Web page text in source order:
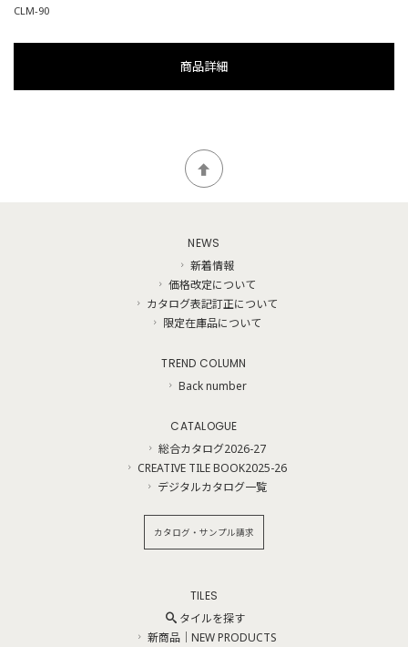
CLM-90
商品詳細
NEWS
新着情報
価格改定について
カタログ表記訂正について
限定在庫品について
TREND COLUMN
Back number
CATALOGUE
総合カタログ2026-27
CREATIVE TILE BOOK2025-26
デジタルカタログ一覧
カタログ・サンプル請求
TILES
タイルを探す
新商品｜NEW PRODUCTS